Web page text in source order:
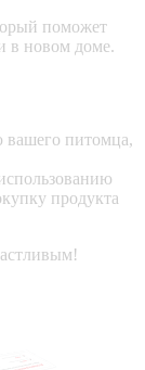
поможет
в новом доме.
вашего питомца,
продукта